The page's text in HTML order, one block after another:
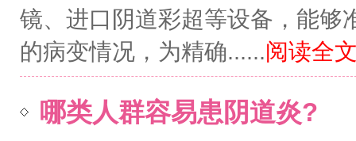
镜、进口阴道彩超等设备，能够
的病变情况，为精确......阅读全
哪类人群容易患阴道炎?